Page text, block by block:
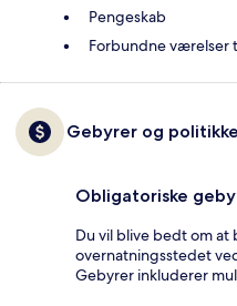
Pengeskab
Forbundne værelser
Gebyrer og
Obligatoriske
Du vil blive bedt om
overnatningsstedet
Gebyrer inkluderer